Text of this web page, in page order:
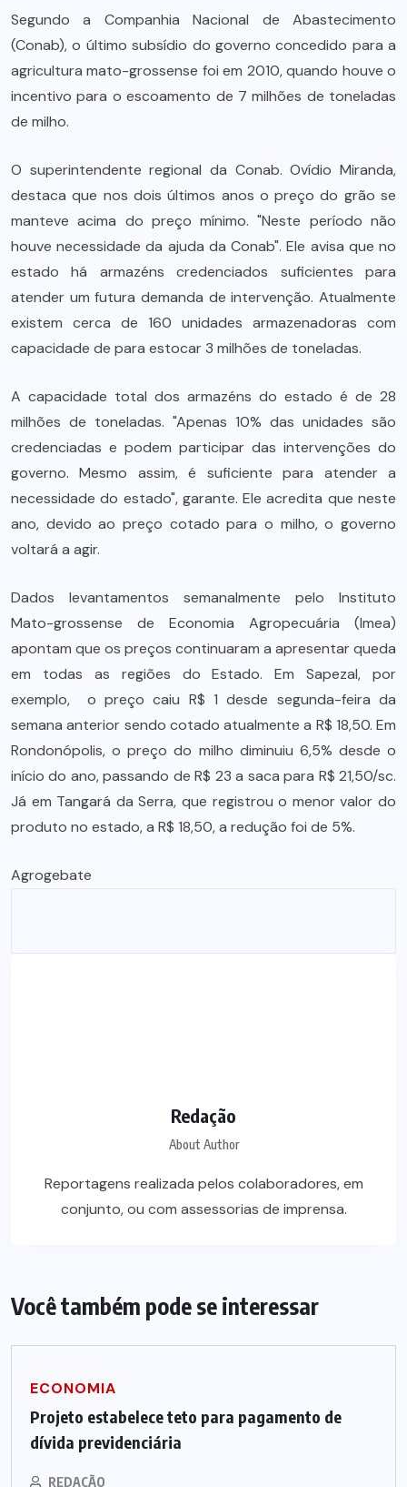
Segundo a Companhia Nacional de Abastecimento
(Conab), o último subsídio do governo concedido para a
agricultura mato-grossense foi em 2010, quando houve o
incentivo para o escoamento de 7 milhões de toneladas
de milho.
O superintendente regional da Conab. Ovídio Miranda,
destaca que nos dois últimos anos o preço do grão se
manteve acima do preço mínimo. "Neste período não
houve necessidade da ajuda da Conab". Ele avisa que no
estado há armazéns credenciados suficientes para
atender um futura demanda de intervenção. Atualmente
existem cerca de 160 unidades armazenadoras com
capacidade de para estocar 3 milhões de toneladas.
A capacidade total dos armazéns do estado é de 28
milhões de toneladas. "Apenas 10% das unidades são
credenciadas e podem participar das intervenções do
governo. Mesmo assim, é suficiente para atender a
necessidade do estado", garante. Ele acredita que neste
ano, devido ao preço cotado para o milho, o governo
voltará a agir.
Dados levantamentos semanalmente pelo Instituto
Mato-grossense de Economia Agropecuária (Imea)
apontam que os preços continuaram a apresentar queda
em todas as regiões do Estado. Em Sapezal, por
exemplo, o preço caiu R$ 1 desde segunda-feira da
semana anterior sendo cotado atualmente a R$ 18,50. Em
Rondonópolis, o preço do milho diminuiu 6,5% desde o
início do ano, passando de R$ 23 a saca para R$ 21,50/sc.
Já em Tangará da Serra, que registrou o menor valor do
produto no estado, a R$ 18,50, a redução foi de 5%.
Agrogebate
Redação
About Author
Reportagens realizada pelos colaboradores, em
conjunto, ou com assessorias de imprensa.
Você também pode se interessar
ECONOMIA
Projeto estabelece teto para pagamento de
dívida previdenciária
REDAÇÃO